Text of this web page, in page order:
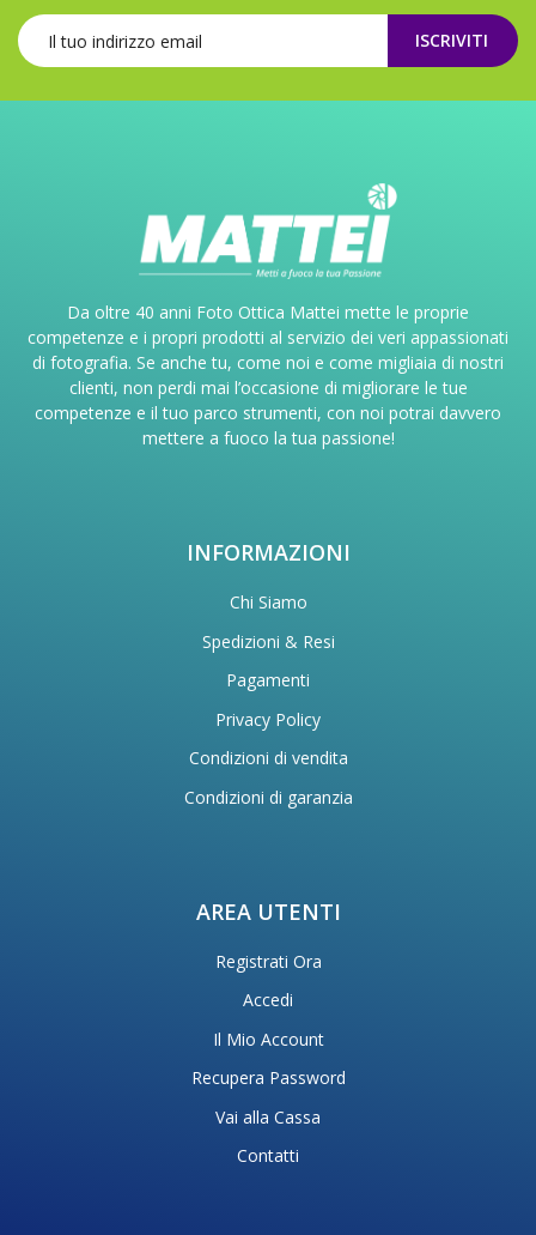
ISCRIVITI
Da oltre 40 anni Foto Ottica Mattei mette le proprie
competenze e i propri prodotti al servizio dei veri appassionati
di fotografia. Se anche tu, come noi e come migliaia di nostri
clienti, non perdi mai l’occasione di migliorare le tue
competenze e il tuo parco strumenti, con noi potrai davvero
mettere a fuoco la tua passione!
INFORMAZIONI
Chi Siamo
Spedizioni & Resi
Pagamenti
Privacy Policy
Condizioni di vendita
Condizioni di garanzia
AREA UTENTI
Registrati Ora
Accedi
Il Mio Account
Recupera Password
Vai alla Cassa
Contatti